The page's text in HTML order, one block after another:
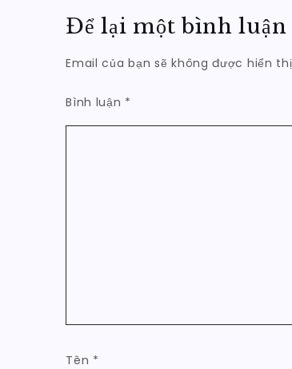
bài
viết
Để lại một bình luận
Email của bạn sẽ không được hiển
Bình luận *
Tên *